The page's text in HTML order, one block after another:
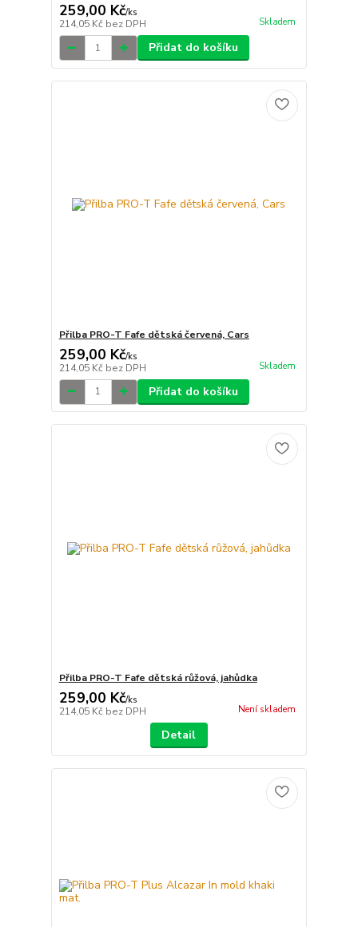
259,00 Kč/ks
214,05 Kč bez DPH Skladem
Přidat do košíku
Přilba PRO-T Fafe dětská červená, Cars
259,00 Kč/ks
214,05 Kč bez DPH Skladem
Přidat do košíku
Přilba PRO-T Fafe dětská růžová, jahůdka
259,00 Kč/ks
214,05 Kč bez DPH Není skladem
Detail